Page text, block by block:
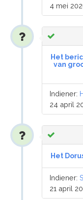
4 mei
Het
van
Indiener:
24 april
Het
Indiener:
21 april